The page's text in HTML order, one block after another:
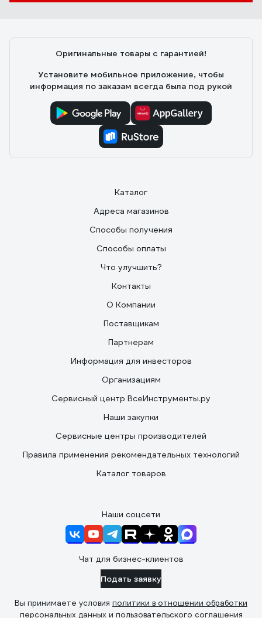
можно посмотреть, кто у двери, даже если
если кто-то просто прошёл мимо, удобно для
контроля. Монтаж простой, внешний вид стильный -
чёрный корпус смотрится аккуратно. В целом,
надёжный вариант за свои деньги.
Оригинальные товары с гарантией!
Установите мобильное приложение, чтобы
информация по заказам всегда была под рукой
Каталог
Адреса магазинов
Способы получения
Способы оплаты
Что улучшить?
Контакты
О Компании
Поставщикам
Партнерам
Информация для инвесторов
Организациям
Сервисный центр ВсеИнструменты.ру
Наши закупки
Сервисные центры производителей
Правила применения рекомендательных технологий
Каталог товаров
Наши соцсети
Чат для бизнес-клиентов
Подать заявку
Вы принимаете условия политики в отношении обработки
персональных данных и пользовательского соглашения